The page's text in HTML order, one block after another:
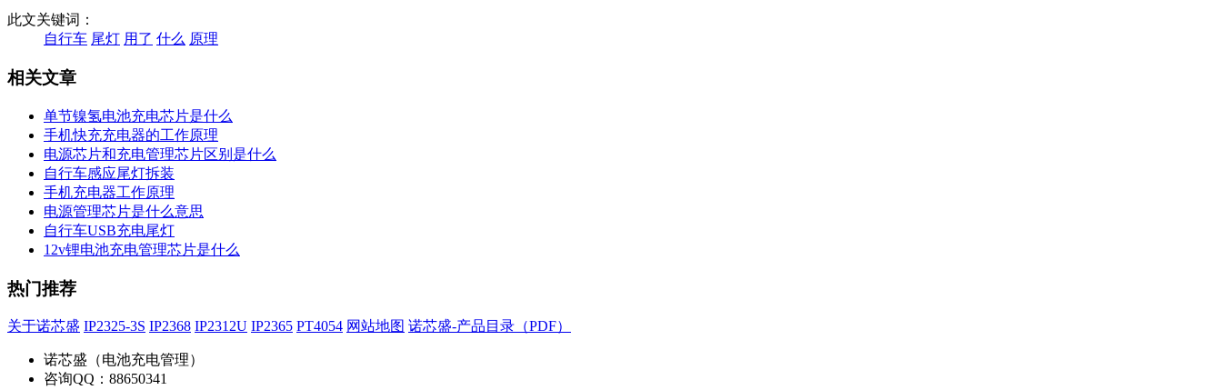
此文关键词：
自行车 尾灯 用了 什么 原理
相关文章
单节镍氢电池充电芯片是什么
手机快充充电器的工作原理
电源芯片和充电管理芯片区别是什么
自行车感应尾灯拆装
手机充电器工作原理
电源管理芯片是什么意思
自行车USB充电尾灯
12v锂电池充电管理芯片是什么
热门推荐
关于诺芯盛 IP2325-3S IP2368 IP2312U IP2365 PT4054 网站地图 诺芯盛-产品目录（PDF）
诺芯盛（电池充电管理）
咨询QQ：88650341